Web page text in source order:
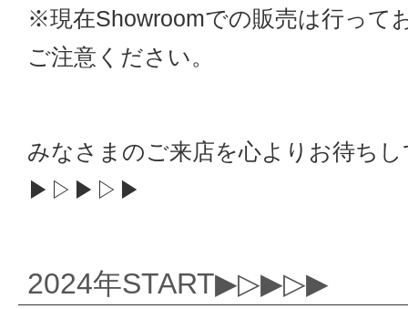
※現在Showroomでの販売は行って
ご注意ください。
みなさまのご来店を心よりお待ち
▶▷▶▷▶
2024年START▶▷▶▷▶